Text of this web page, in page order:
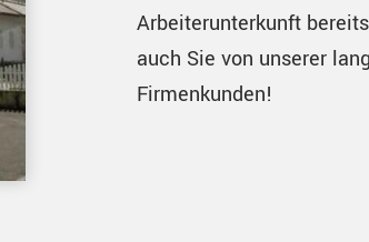
Arbeiterunterkunft
auch Sie von unserer
Firmenkunden!